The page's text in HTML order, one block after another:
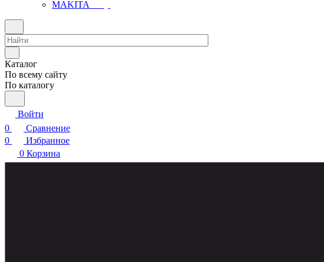
МAKITA
Каталог
По всему сайту
По каталогу
Войти
0
Сравнение
0
Избранное
0 Корзина